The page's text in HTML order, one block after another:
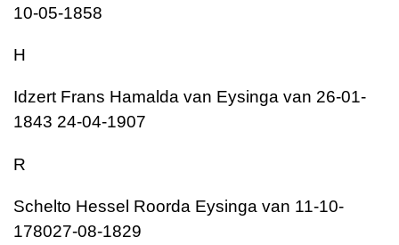
10-05-1858
H
Idzert Frans Hamalda van Eysinga van 26-01-
1843 24-04-1907
R
Schelto Hessel Roorda Eysinga van 11-10-
178027-08-1829